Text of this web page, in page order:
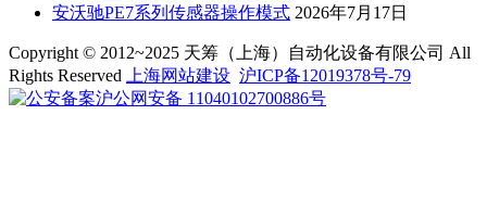
安沃驰PE7系列传感器操作模式 2026年7月17日
Copyright © 2012~2025 天筹（上海）自动化设备有限公司 All
Rights Reserved
上海网站建设 沪ICP备12019378号-79
沪公网安备 11040102700886号